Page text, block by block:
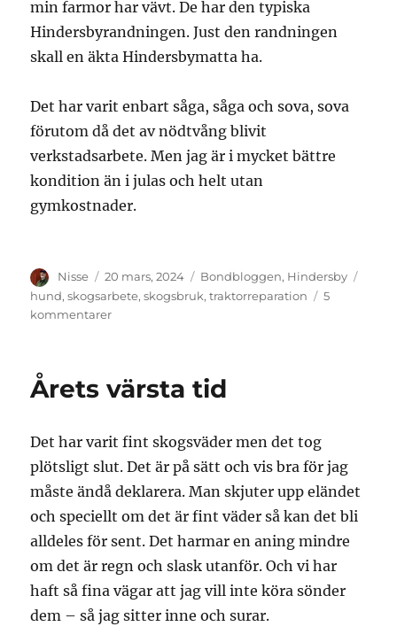
min farmor har vävt. De har den typiska
Hindersbyrandningen. Just den randningen
skall en äkta Hindersbymatta ha.
Det har varit enbart såga, såga och sova, sova
förutom då det av nödtvång blivit
verkstadsarbete. Men jag är i mycket bättre
kondition än i julas och helt utan
gymkostnader.
Författare
Nisse
Publicerat
den
20 mars, 2024 Kategorier
Bondbloggen, Hindersby
hund,skogsarbete,skogsbruk,traktorreparation
5
kommentarertill
isen
Årets värsta tid
Det har varit fint skogsväder men det tog
plötsligt slut. Det är på sätt och vis bra för jag
måste ändå deklarera. Man skjuter upp eländet
och speciellt om det är fint väder så kan det bli
alldeles för sent. Det harmar en aning mindre
om det är regn och slask utanför. Och vi har
haft så fina vägar att jag vill inte köra sönder
dem – så jag sitter inne och surar.